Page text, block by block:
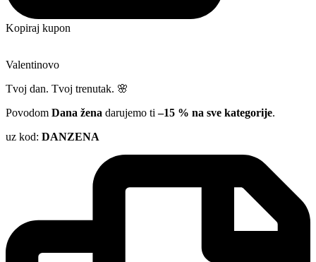
Kopiraj kupon
Valentinovo
Tvoj dan. Tvoj trenutak. 🌸
Povodom Dana žena darujemo ti–15 % na sve kategorije.
uz kod: DANZENA